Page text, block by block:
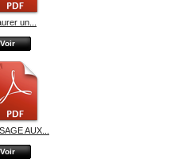
un...
Voir
AUX...
Voir